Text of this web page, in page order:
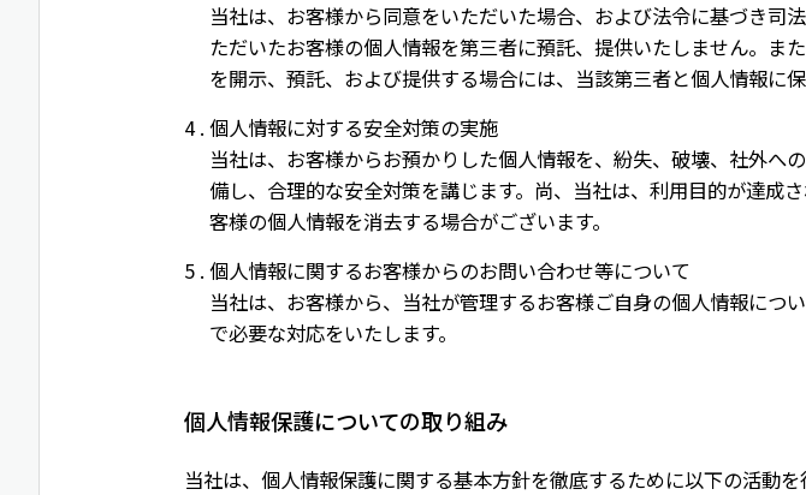
当社は、お客様から同意をいただいた場合、および法令に基づき司
ただいたお客様の個人情報を第三者に預託、提供いたしません。
を開示、預託、および提供する場合には、当該第三者と個人情報に
個人情報に対する安全対策の実施
当社は、お客様からお預かりした個人情報を、紛失、破壊、社外
備し、合理的な安全対策を講じます。尚、当社は、利用目的が達成
客様の個人情報を消去する場合がございます。
個人情報に関するお客様からのお問い合わせ等について
当社は、お客様から、当社が管理するお客様ご自身の個人情報に
で必要な対応をいたします。
個人情報保護についての取り組み
当社は、個人情報保護に関する基本方針を徹底するために以下の活動を